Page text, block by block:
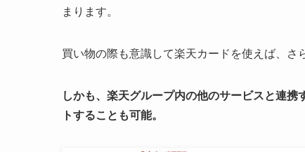
まります。
買い物の際も意識して楽天カードを使えば、さ
しかも、楽天グループ内の他のサービスと連
トすることも可能。